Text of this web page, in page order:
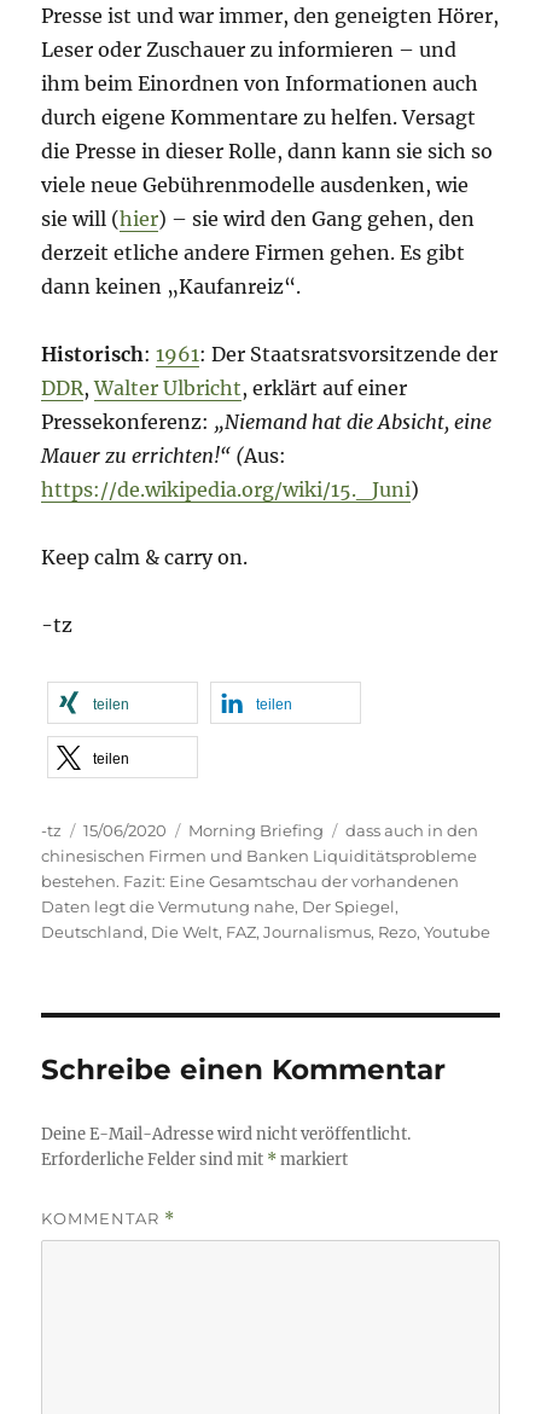
Presse ist und war immer, den geneigten Hörer,
Leser oder Zuschauer zu informieren – und
ihm beim Einordnen von Informationen auch
durch eigene Kommentare zu helfen. Versagt
die Presse in dieser Rolle, dann kann sie sich so
viele neue Gebührenmodelle ausdenken, wie
sie will (hier) – sie wird den Gang gehen, den
derzeit etliche andere Firmen gehen. Es gibt
dann keinen „Kaufanreiz“.
Historisch:1961: Der Staatsratsvorsitzende der
DDR,Walter Ulbricht, erklärt auf einer
Pressekonferenz: „Niemand hat die Absicht, eine
Mauer zu errichten!“ (Aus:
https://de.wikipedia.org/wiki/15._Juni)
Keep calm & carry on.
-tz
teilen teilen
teilen
Autor
-tz
Veröffentlicht
am
15/06/2020 Kategorien
Morning Briefing Schlagwörter
dass auch in den
chinesischen Firmen und Banken Liquiditätsprobleme
bestehen. Fazit: Eine Gesamtschau der vorhandenen
Daten legt die Vermutung nahe, Der Spiegel,
Deutschland, Die Welt, FAZ,Journalismus, Rezo,Youtube
Schreibe einen Kommentar
Deine E-Mail-Adresse wird nicht veröffentlicht.
Erforderliche Felder sind mit *markiert
KOMMENTAR *